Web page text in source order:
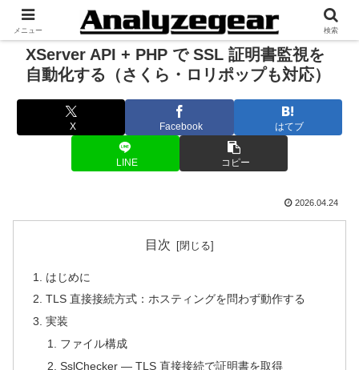
XServer API + PHP で SSL 証明書監視を
自動化する（さくら・ロリポップも対応）
X Facebook はてブ
LINE コピー
2026.04.24
目次
はじめに
TLS 直接接続方式：ホスティングを問わず動作する
実装
ファイル構成
SslChecker — TLS 直接接続で証明書を取得
メニュー 検索